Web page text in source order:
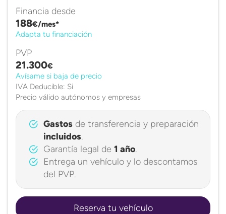
Financia desde
188€/mes*
Adapta tu financiación
PVP
21.300€
Avísame si baja de precio
IVA Deducible: Si
Precio válido autónomos y empresas
Gastosde transferencia y preparación
incluidos.
Garantía legal de 1 año.
Entrega un vehículo y lo descontamos
del PVP.
Reserva tu vehículo